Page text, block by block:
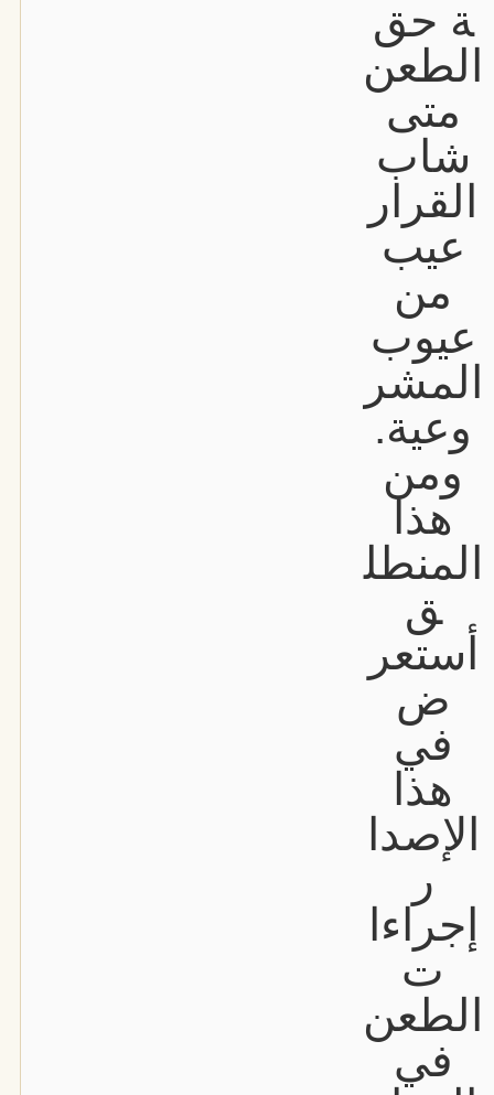
ة حق
الطعن
متى
شاب
القرار
عيب
من
عيوب
المشر
وعية.
ومن
هذا
المنطل
ق
أستعر
ض
في
هذا
الإصدا
ر
إجراءا
ت
الطعن
في